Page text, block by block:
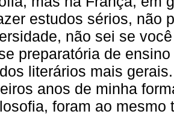
estudos sérios, não
não sei se
preparatória de
literários mais
anos de minha
foram ao mesmo